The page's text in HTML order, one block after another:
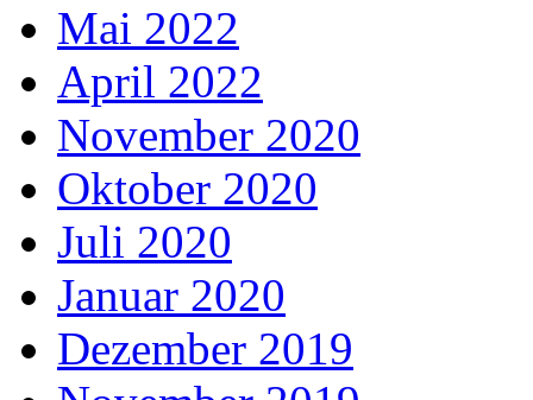
Mai 2022
April 2022
November 2020
Oktober 2020
Juli 2020
Januar 2020
Dezember 2019